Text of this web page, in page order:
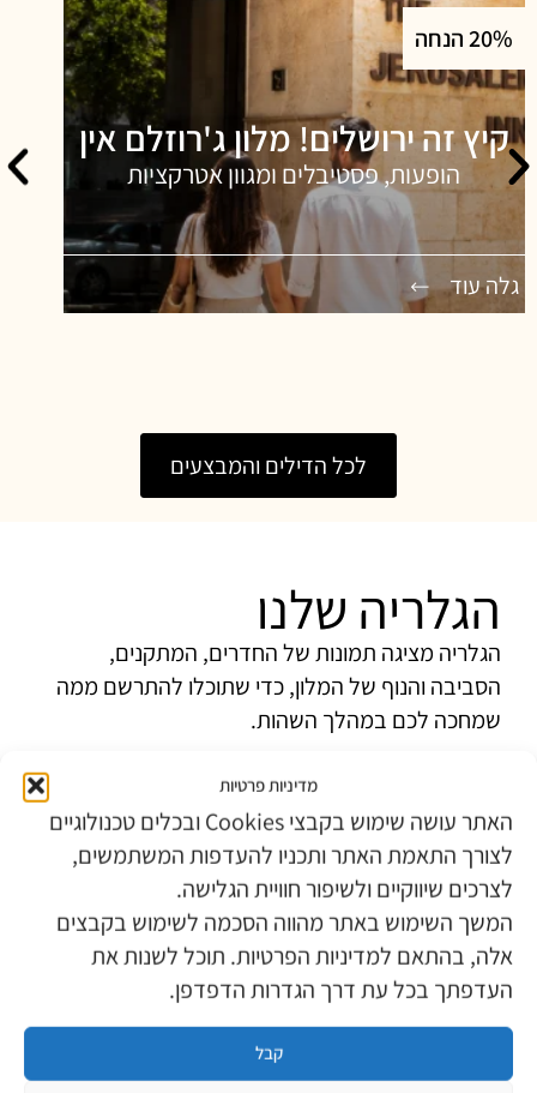
מדיניות פרטיות
האתר עושה שימוש בקבצי Cookies ובכלים טכנולוגיים
לצורך התאמת האתר ותכניו להעדפות המשתמשים,
לצרכים שיווקיים ולשיפור חוויית הגלישה.
המשך השימוש באתר מהווה הסכמה לשימוש בקבצים
אלה, בהתאם למדיניות הפרטיות. תוכל לשנות את
העדפתך בכל עת דרך הגדרות הדפדפן.
קבל
20% הנחה
קיץ זה ירושלים! מלון ג'רוזלם אין
הופעות, פסטיבלים ומגוון אטרקציות
גלה עוד
לכל הדילים והמבצעים
הגלריה שלנו
הגלריה מציגה תמונות של החדרים, המתקנים,
הסביבה והנוף של המלון, כדי שתוכלו להתרשם ממה
שמחכה לכם במהלך השהות.